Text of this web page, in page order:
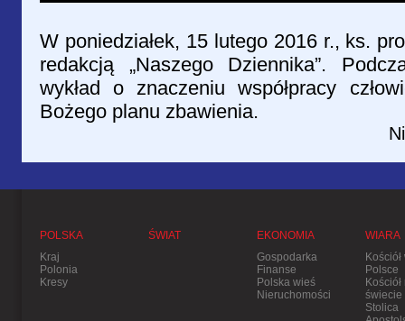
W poniedziałek, 15 lutego 2016 r., ks.
redakcją „Naszego Dziennika”.
wykład o znaczeniu współpracy
Bożego planu zbawienia.
POLSKA
Kraj
Polonia
Kresy
ŚWIAT
EKONOMIA
Gospodarka
Finanse
Polska wieś
Nieruchomości
WIARA
Kościół
Polsce
Kościół
świecie
Stolica